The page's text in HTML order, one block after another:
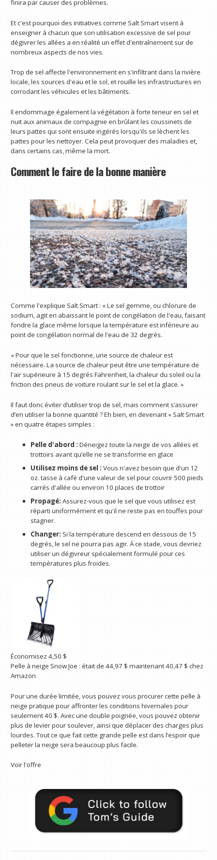
finira par causer des problèmes.
Et c'est pourquoi des initiatives comme Salt Smart visent à
enseigner à chacun que son utilisation excessive de sel pour
dégivrer les allées a en réalité un effet d'entraînement sur de
nombreux aspects de nos vies.
Trop de sel affecte l'environnement en s'infiltrant dans la rivière
locale, les sources d'eau et le sol, et rouille les infrastructures en
corrodant les véhicules et les bâtiments.
Il endommage également la végétation à forte teneur en sel et
nuit aux animaux de compagnie en brûlant les coussinets de
leurs pattes qui sont ensuite ingérés lorsqu'ils se lèchent les
pattes pour les nettoyer. Cela peut provoquer des maladies et,
dans certains cas, même la mort.
Comment le faire de la bonne manière
Comme l'explique Salt Smart : « Le sel gemme, ou chlorure de
sodium, agit en abaissant le point de congélation de l'eau, faisant
fondre la glace même lorsque la température est inférieure au
point de congélation normal de l'eau de 32 degrés.
« Pour que le sel fonctionne, une source de chaleur est
nécessaire. La source de chaleur peut être une température de
l'air supérieure à 15 degrés Fahrenheit, la chaleur du soleil ou la
friction des pneus de voiture roulant sur le sel et la glace. »
Il faut donc éviter d’utiliser trop de sel, mais comment s’assurer
d’en utiliser la bonne quantité ? Eh bien, en devenant « Salt Smart
» en quatre étapes simples :
Pelle d'abord : Déneigez toute la neige de vos allées et
trottoirs avant qu’elle ne se transforme en glace
Utilisez moins de sel : Vous n'avez besoin que d'un 12
oz. tasse à café d'une valeur de sel pour couvrir 500 pieds
carrés d'allée ou environ 10 places de trottoir
Propagé: Assurez-vous que le sel que vous utilisez est
réparti uniformément et qu'il ne reste pas en touffes pour
stagner.
Changer: Si la température descend en dessous de 15
degrés, le sel ne pourra pas agir. À ce stade, vous devriez
utiliser un dégivreur spécialement formulé pour ces
températures plus froides.
Économisez 4,50 $
Pelle à neige Snow Joe : était de 44,97 $ maintenant 40,47 $ chez
Amazon
Pour une durée limitée, vous pouvez vous procurer cette pelle à
neige pratique pour affronter les conditions hivernales pour
seulement 40 $. Avec une double poignée, vous pouvez obtenir
plus de levier pour soulever, ainsi que déplacer des charges plus
lourdes. Tout ce que fait cette grande pelle est dans l’espoir que
pelleter la neige sera beaucoup plus facile.
Voir l'offre